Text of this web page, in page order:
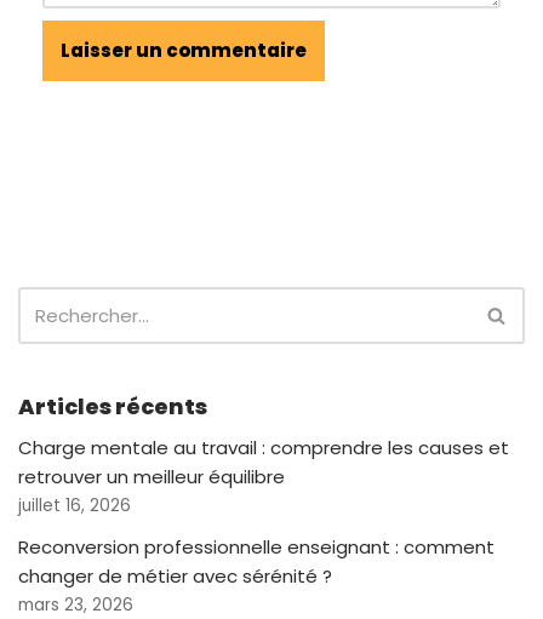
Articles récents
Charge mentale au travail : comprendre les causes et
retrouver un meilleur équilibre
juillet 16, 2026
Reconversion professionnelle enseignant : comment
changer de métier avec sérénité ?
mars 23, 2026